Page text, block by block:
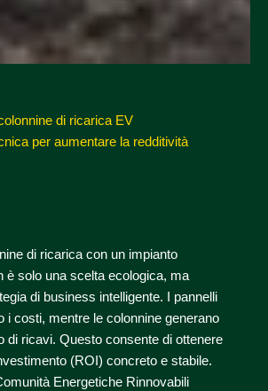
di ricarica EV
per aumentare la redditività
di ricarica con un impianto
è solo una scelta ecologica, ma
di business intelligente. I pannelli
i costi, mentre le colonnine generano
di ricavi. Questo consente di ottenere
(ROI) concreto e stabile.
Energetiche Rinnovabili